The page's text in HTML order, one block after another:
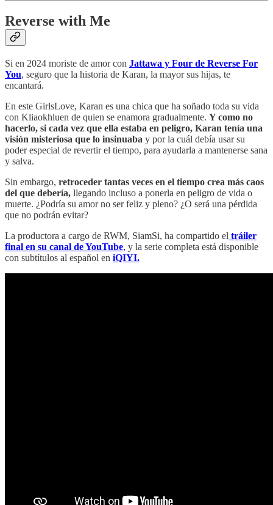
Reverse with Me
Si en 2024 moriste de amor con Jattawa y Four de Reverse For
You, seguro que la historia de Karan, la mayor sus hijas, te
encantará.
En este GirlsLove, Karan es una chica que ha soñado toda su vida
con Kliaokhluen de quien se enamora gradualmente. Y como no
hacerlo, si cada vez que ella estaba en peligro, Karan tenía una
visión misteriosa que lo insinuaba y por la cuál debía usar su
poder especial de revertir el tiempo, para ayudarla a mantenerse sana
y salva.
Sin embargo, retroceder tantas veces en el tiempo crea más caos
del que debería, llegando incluso a ponerla en peligro de vida o
muerte. ¿Podría su amor no ser feliz y pleno? ¿O será una pérdida
que no podrán evitar?
La productora a cargo de RWM, SiamSi, ha compartido el tráiler
final en su canal de YouTube, y la serie completa está disponible
con subtítulos al español en iQIYI.